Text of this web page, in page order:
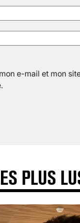
e-mail et mon
PLUS